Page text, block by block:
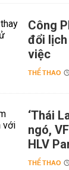
Công
đổi
việc
THỂ THAO
‘Thái
ngó,
HLV
THỂ THAO